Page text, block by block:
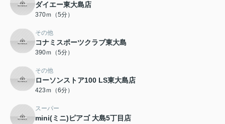
ダイエー東大島店
370ｍ（5分）
その他
コナミスポーツクラブ東大島
390ｍ（5分）
その他
ローソンストア100 LS東大島店
423ｍ（6分）
スーパー
mini(ミニ)ピアゴ 大島5丁目店